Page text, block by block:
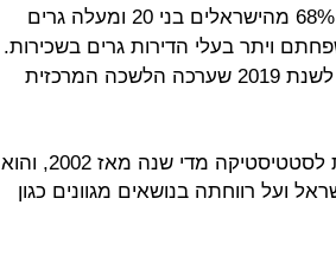
74% מהישראלים הם בעלים של דירה, אבל 68% מהישראלים בני 20 ומעלה גרים
ויתר בעלי הדירות גרים בשכירות.
כך עולה מלקט נתונים מתוך הסקר החברתי לשנת 2019 שערכה הלשכה המרכזית
הסקר החברתי נערך על ידי הלשכה המרכזית לסטטיסטיקה מדי שנה מאז 2002, והוא
ועל רווחתה בנושאים מגוונים כגון